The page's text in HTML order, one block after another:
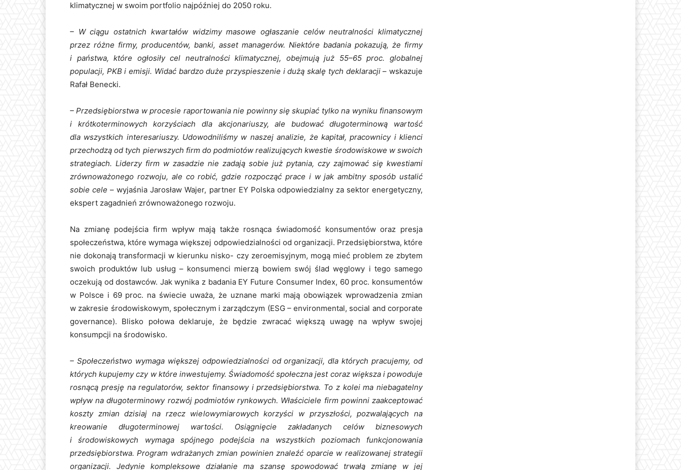
klimatycznej w swoim portfolio najpóźniej do 2050 roku.
– W ciągu ostatnich kwartałów widzimy masowe ogłaszanie celów neutralności klimatycznej
przez różne firmy, producentów, banki, asset managerów. Niektóre badania pokazują, że firmy
i państwa, które ogłosiły cel neutralności klimatycznej, obejmują już 55–65 proc. globalnej
populacji, PKB i emisji. Widać bardzo duże przyspieszenie i dużą skalę tych deklaracji– wskazuje
Rafał Benecki.
– Przedsiębiorstwa w procesie raportowania nie powinny się skupiać tylko na wyniku finansowym
i krótkoterminowych korzyściach dla akcjonariuszy, ale budować długoterminową wartość
dla wszystkich interesariuszy. Udowodniliśmy w naszej analizie, że kapitał, pracownicy i klienci
przechodzą od tych pierwszych firm do podmiotów realizujących kwestie środowiskowe w swoich
strategiach. Liderzy firm w zasadzie nie zadają sobie już pytania, czy zajmować się kwestiami
zrównoważonego rozwoju, ale co robić, gdzie rozpocząć prace i w jak ambitny sposób ustalić
sobie cele– wyjaśnia Jarosław Wajer, partner EY Polska odpowiedzialny za sektor energetyczny,
ekspert zagadnień zrównoważonego rozwoju.
Na zmianę podejścia firm wpływ mają także rosnąca świadomość konsumentów oraz presja
społeczeństwa, które wymaga większej odpowiedzialności od organizacji. Przedsiębiorstwa, które
nie dokonają transformacji w kierunku nisko- czy zeroemisyjnym, mogą mieć problem ze zbytem
swoich produktów lub usług – konsumenci mierzą bowiem swój ślad węglowy i tego samego
oczekują od dostawców. Jak wynika z badania EY Future Consumer Index, 60 proc. konsumentów
w Polsce i 69 proc. na świecie uważa, że uznane marki mają obowiązek wprowadzenia zmian
w zakresie środowiskowym, społecznym i zarządczym (ESG – environmental, social and corporate
governance). Blisko połowa deklaruje, że będzie zwracać większą uwagę na wpływ swojej
konsumpcji na środowisko.
– Społeczeństwo wymaga większej odpowiedzialności od organizacji, dla których pracujemy, od
których kupujemy czy w które inwestujemy. Świadomość społeczna jest coraz większa i powoduje
rosnącą presję na regulatorów, sektor finansowy i przedsiębiorstwa. To z kolei ma niebagatelny
wpływ na długoterminowy rozwój podmiotów rynkowych. Właściciele firm powinni zaakceptować
koszty zmian dzisiaj na rzecz wielowymiarowych korzyści w przyszłości, pozwalających na
kreowanie długoterminowej wartości. Osiągnięcie zakładanych celów biznesowych
i środowiskowych wymaga spójnego podejścia na wszystkich poziomach funkcjonowania
przedsiębiorstwa. Program wdrażanych zmian powinien znaleźć oparcie w realizowanej strategii
organizacji. Jedynie kompleksowe działanie ma szansę spowodować trwałą zmianę w jej